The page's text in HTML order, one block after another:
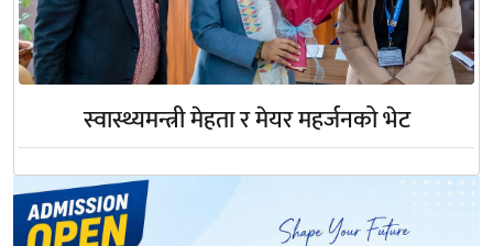
स्वास्थ्यमन्त्री मेहता र मेयर महर्जनको भेट